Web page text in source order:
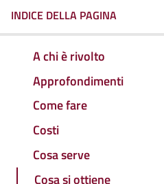
INDICE DELLA PAGINA
A chi è rivolto
Approfondimenti
Come fare
Costi
Cosa serve
Cosa si ottiene